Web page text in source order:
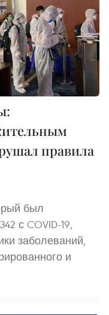
правила
был
с COVID-19,
заболеваний,
и